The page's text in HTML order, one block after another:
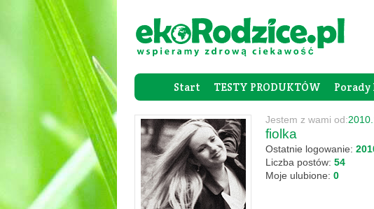
Start TESTY PRODUKTÓW Porady
Jestem z wami od:
fiolka
Ostatnie logowanie:
Liczba postów: 54
Moje ulubione: 0